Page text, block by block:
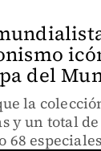
del
la
y un total
68